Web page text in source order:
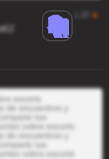
★
escorts
de encuentros y
tus
sobre escorts
de encuentros y
tus
sobre escorts